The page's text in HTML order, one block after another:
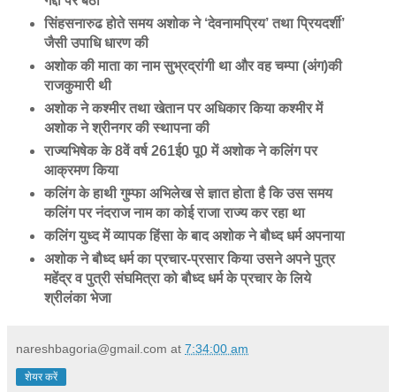
सिंहसनारुढ होते समय अशोक ने ‘देवनामप्रिय’ तथा प्रियदर्शी’
जैसी उपाधि धारण की
अशोक की माता का नाम सुभ्रद्रांगी था और वह चम्पा (अंग)की
राजकुमारी थी
अशोक ने कश्मीर तथा खेतान पर अधिकार किया कश्मीर में
अशोक ने श्रीनगर की स्थापना की
राज्यभिषेक के 8वें वर्ष 261ई0 पू0 में अशोक ने कलिंग पर
आक्रमण किया
कलिंग के हाथी गुम्फा अभिलेख से ज्ञात होता है कि उस समय
कलिंग पर नंदराज नाम का कोई राजा राज्य कर रहा था
कलिंग युध्द में व्यापक हिंसा के बाद अशोक ने बौध्द धर्म अपनाया
अशोक ने बौध्द धर्म का प्रचार-प्रसार किया उसने अपने पुत्र
महेंद्र व पुत्री संघमित्रा को बौध्द धर्म के प्रचार के लिये
श्रीलंका भेजा
nareshbagoria@gmail.com at 7:34:00 am
शेयर करें